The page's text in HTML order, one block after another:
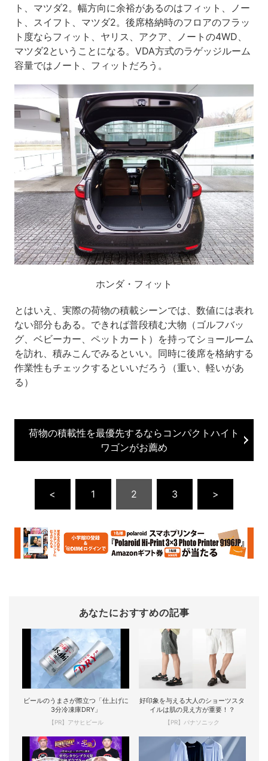
ト、マツダ2。幅方向に余裕があるのはフィット、ノー
ト、スイフト、マツダ2。後席格納時のフロアのフラッ
ト度ならフィット、ヤリス、アクア、ノートの4WD、
マツダ2ということになる。VDA方式のラゲッジルーム
容量ではノート、フィットだろう。
ホンダ・フィット
とはいえ、実際の荷物の積載シーンでは、数値には表れ
ない部分もある。できれば普段積む大物（ゴルフバッ
グ、ベビーカー、ペットカート）を持ってショールーム
を訪れ、積みこんでみるといい。同時に後席を格納する
作業性もチェックするといいだろう（重い、軽いがあ
る）
荷物の積載性を最優先するならコンパクトハイト
ワゴンがお薦め
< 1 2 3 >
あなたにおすすめの記事
ビールのうまさが際立つ「仕上げに
3分冷凍庫DRY」
【PR】アサヒビール
好印象を与える大人のショーツスタ
イルは肌の見え方が重要！？
【PR】パナソニック